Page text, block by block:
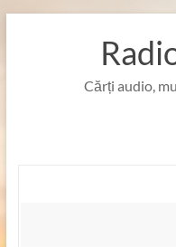
Cărți audio,